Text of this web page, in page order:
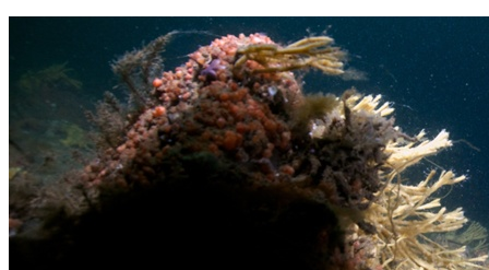
Das Sidemount-Forum ist auf
ein neues Forensystem
umgezogen und wie gewohnt
unterhttps://www.sidemount-
forum.com
erreichbar.